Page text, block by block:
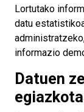
Lortutako
datu
informazio
Datuen